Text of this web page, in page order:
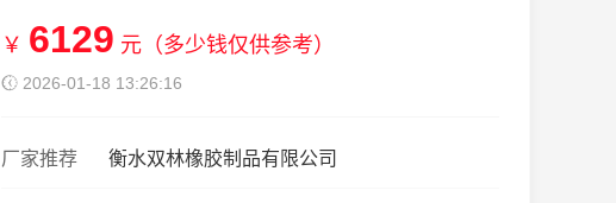
￥ 6129 元（多少钱仅供参考）
2026-01-18 13:26:16
厂家推荐 衡水双林橡胶制品有限公司